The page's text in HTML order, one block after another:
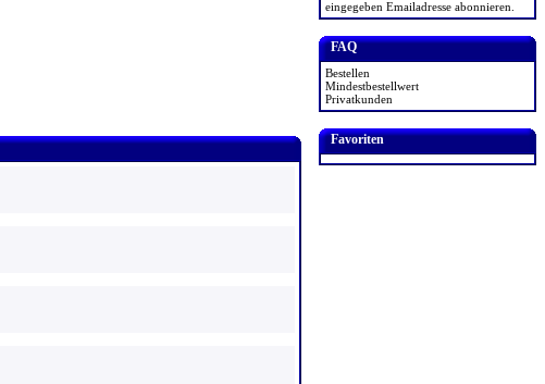
eingegeben Emailadresse abonnieren.
FAQ
Bestellen
Mindestbestellwert
Privatkunden
Favoriten